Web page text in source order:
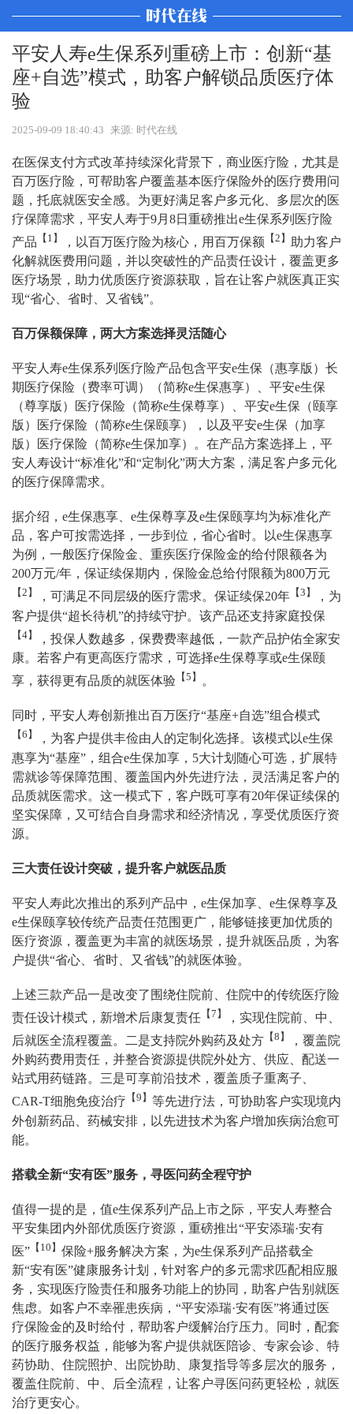
平安人寿e生保系列重磅上市：创新“基
座+自选”模式，助客户解锁品质医疗体
验
2025-09-09 18:40:43 来源: 时代在线
在医保支付方式改革持续深化背景下，商业医疗险，尤其是
百万医疗险，可帮助客户覆盖基本医疗保险外的医疗费用问
题，托底就医安全感。为更好满足客户多元化、多层次的医
疗保障需求，平安人寿于9月8日重磅推出e生保系列医疗险
产品 【1】 ，以百万医疗险为核心，用百万保额 【2】
助力客户
化解就医费用问题，并以突破性的产品责任设计，覆盖更多
医疗场景，助力优质医疗资源获取，旨在让客户就医真正实
现“省心、省时、又省钱”。
百万保额保障，两大方案选择灵活随心
平安人寿e生保系列医疗险产品包含平安e生保（惠享版）长
期医疗保险（费率可调）（简称e生保惠享）、平安e生保
（尊享版）医疗保险（简称e生保尊享）、平安e生保（颐享
版）医疗保险（简称e生保颐享），以及平安e生保（加享
版）医疗保险（简称e生保加享）。在产品方案选择上，平
安人寿设计“标准化”和“定制化”两大方案，满足客户多元化
的医疗保障需求。
据介绍，e生保惠享、e生保尊享及e生保颐享均为标准化产
品，客户可按需选择，一步到位，省心省时。以e生保惠享
为例，一般医疗保险金、重疾医疗保险金的给付限额各为
200万元/年，保证续保期内，保险金总给付限额为800万元
【2】 ，可满足不同层级的医疗需求。保证续保20年 【3】
，为
客户提供“超长待机”的持续守护。该产品还支持家庭投保
【4】
，投保人数越多，保费费率越低，一款产品护佑全家安
康。若客户有更高医疗需求，可选择e生保尊享或e生保颐
享，获得更有品质的就医体验 【5】 。
同时，平安人寿创新推出百万医疗“基座+自选”组合模式
【6】
，为客户提供丰俭由人的定制化选择。该模式以e生保
惠享为“基座”，组合e生保加享，5大计划随心可选，扩展特
需就诊等保障范围、覆盖国内外先进疗法，灵活满足客户的
品质就医需求。这一模式下，客户既可享有20年保证续保的
坚实保障，又可结合自身需求和经济情况，享受优质医疗资
源。
三大责任设计突破，提升客户就医品质
平安人寿此次推出的系列产品中，e生保加享、e生保尊享及
e生保颐享较传统产品责任范围更广，能够链接更加优质的
医疗资源，覆盖更为丰富的就医场景，提升就医品质，为客
户提供“省心、省时、又省钱”的就医体验。
上述三款产品一是改变了围绕住院前、住院中的传统医疗险
责任设计模式，新增术后康复责任 【7】
，实现住院前、中、
后就医全流程覆盖。二是支持院外购药及处方 【8】
，覆盖院
外购药费用责任，并整合资源提供院外处方、供应、配送一
站式用药链路。三是可享前沿技术，覆盖质子重离子、
CAR-T细胞免疫治疗 【9】 等先进疗法，可协助客户实现境内
外创新药品、药械安排，以先进技术为客户增加疾病治愈可
能。
搭载全新“安有医”服务，寻医问药全程守护
值得一提的是，值e生保系列产品上市之际，平安人寿整合
平安集团内外部优质医疗资源，重磅推出“平安添瑞·安有
医” 【10】 保险+服务解决方案，为e生保系列产品搭载全
新“安有医”健康服务计划，针对客户的多元需求匹配相应服
务，实现医疗险责任和服务功能上的协同，助客户告别就医
焦虑。如客户不幸罹患疾病，“平安添瑞·安有医”将通过医
疗保险金的及时给付，帮助客户缓解治疗压力。同时，配套
的医疗服务权益，能够为客户提供就医陪诊、专家会诊、特
药协助、住院照护、出院协助、康复指导等多层次的服务，
覆盖住院前、中、后全流程，让客户寻医问药更轻松，就医
治疗更安心。